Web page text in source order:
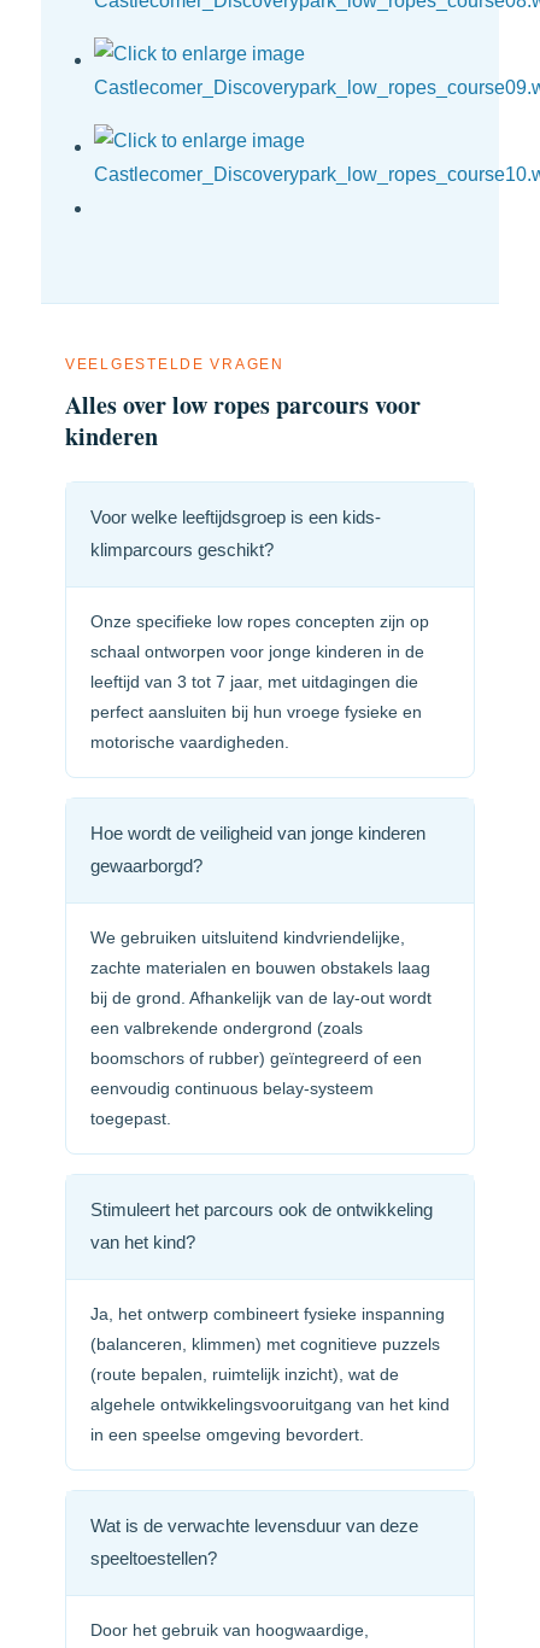
VEELGESTELDE VRAGEN
Alles over low ropes parcours voor
kinderen
Voor welke leeftijdsgroep is een kids-
klimparcours geschikt?
Onze specifieke low ropes concepten zijn op
schaal ontworpen voor jonge kinderen in de
leeftijd van 3 tot 7 jaar, met uitdagingen die
perfect aansluiten bij hun vroege fysieke en
motorische vaardigheden.
Hoe wordt de veiligheid van jonge kinderen
gewaarborgd?
We gebruiken uitsluitend kindvriendelijke,
zachte materialen en bouwen obstakels laag
bij de grond. Afhankelijk van de lay-out wordt
een valbrekende ondergrond (zoals
boomschors of rubber) geïntegreerd of een
eenvoudig continuous belay-systeem
toegepast.
Stimuleert het parcours ook de ontwikkeling
van het kind?
Ja, het ontwerp combineert fysieke inspanning
(balanceren, klimmen) met cognitieve puzzels
(route bepalen, ruimtelijk inzicht), wat de
algehele ontwikkelingsvooruitgang van het kind
in een speelse omgeving bevordert.
Wat is de verwachte levensduur van deze
speeltoestellen?
Door het gebruik van hoogwaardige,